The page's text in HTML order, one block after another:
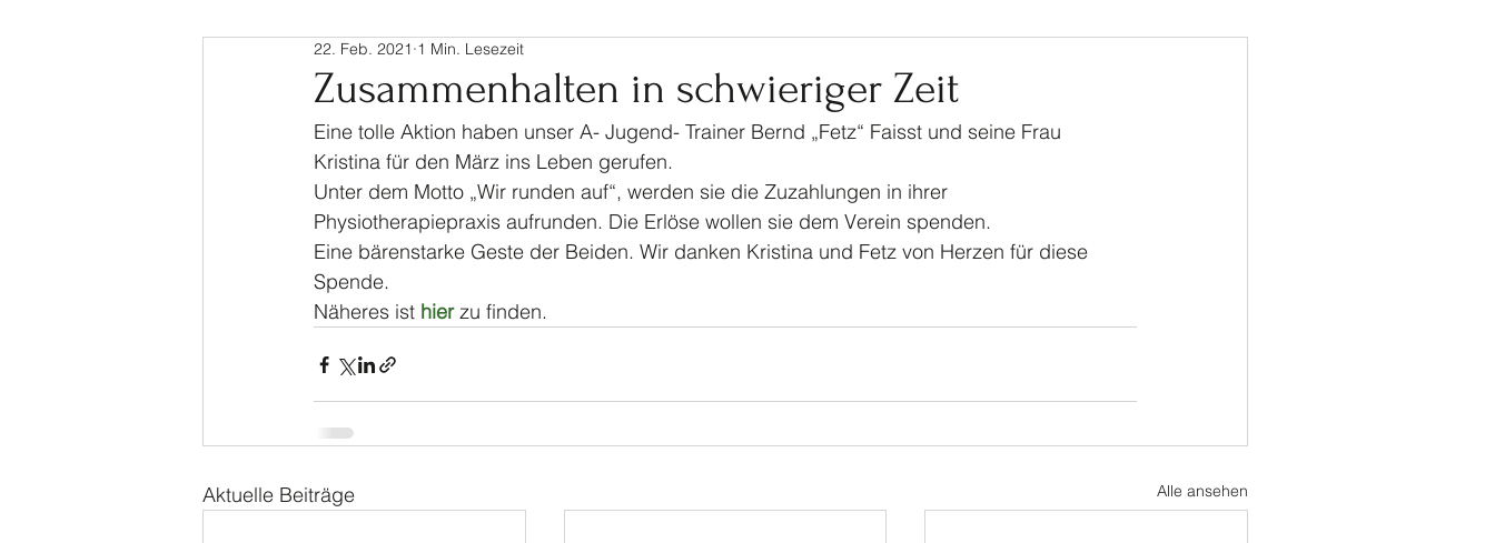
Sinalco Cup 2020 Tischtennis
Allgemein Parasport Kinderturnen Jahrhundertspiel Bike
Zusammenhalten in schwieriger Zeit
22. Feb. 2021 1 Min. Lesezeit
Eine tolle Aktion haben unser A- Jugend- Trainer Bernd „Fetz“ Faisst und seine Frau
Kristina für den März ins Leben gerufen.
Unter dem Motto „Wir runden auf“, werden sie die Zuzahlungen in ihrer
Physiotherapiepraxis aufrunden. Die Erlöse wollen sie dem Verein spenden.
Eine bärenstarke Geste der Beiden. Wir danken Kristina und Fetz von Herzen für diese
Spende.
Näheres ist hier zu finden.
Aktuelle Beiträge Alle ansehen